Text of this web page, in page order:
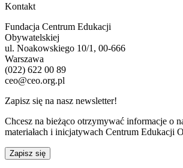
Kontakt
Fundacja Centrum Edukacji
Obywatelskiej
ul. Noakowskiego 10/1, 00-666
Warszawa
(022) 622 00 89
ceo@ceo.org.pl
Zapisz się na nasz newsletter!
Chcesz na bieżąco otrzymywać informacje o
materiałach i inicjatywach Centrum Edukacji
Zapisz się